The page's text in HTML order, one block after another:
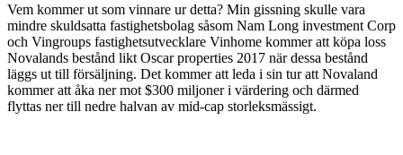
Vem kommer ut som vinnare ur detta? Min gissning skulle vara
mindre skuldsatta fastighetsbolag såsom Nam Long investment Corp
och Vingroups fastighetsutvecklare Vinhome kommer att köpa loss
Novalands bestånd likt Oscar properties 2017 när dessa bestånd
läggs ut till försäljning. Det kommer att leda i sin tur att Novaland
kommer att åka ner mot $300 miljoner i värdering och därmed
flyttas ner till nedre halvan av mid-cap storleksmässigt.